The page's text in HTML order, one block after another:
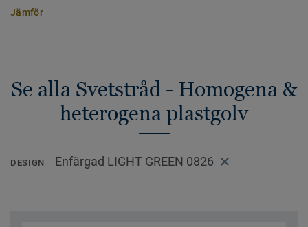
Jämför
Se alla Svetstråd - Homogena &
heterogena plastgolv
DESIGN Enfärgad LIGHT GREEN 0826